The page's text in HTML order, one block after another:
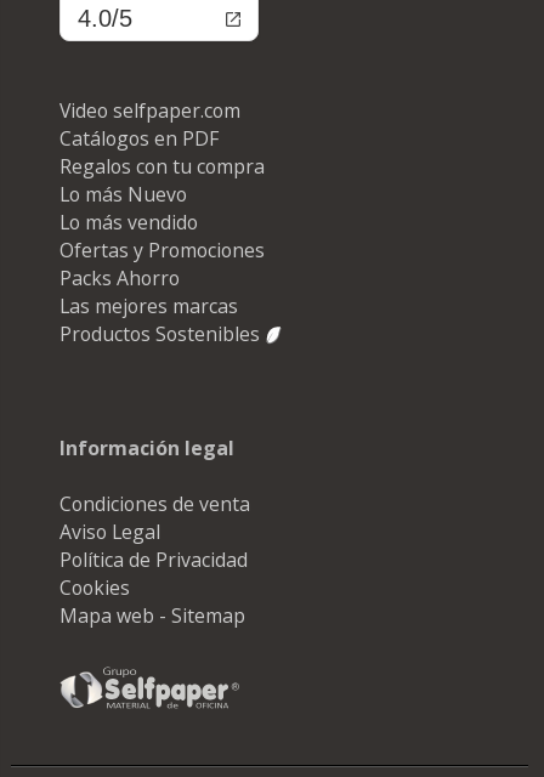
4.0/5
Video selfpaper.com
Catálogos en PDF
Regalos con tu compra
Lo más Nuevo
Lo más vendido
Ofertas y Promociones
Packs Ahorro
Las mejores marcas
Productos Sostenibles
Información legal
Condiciones de venta
Aviso Legal
Política de Privacidad
Cookies
Mapa web - Sitemap